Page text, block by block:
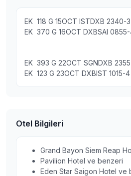
EK 118 G 15OCT ISTDXB 2340-
EK 370 G 16OCT DXBSAI 0855-
EK 393 G 22OCT SGNDXB
EK 123 G 23OCT DXBIST 1015-
Otel Bilgileri
Grand Bayon Siem Reap
Pavilion Hotel ve benzeri
Eden Star Saigon Hotel ve